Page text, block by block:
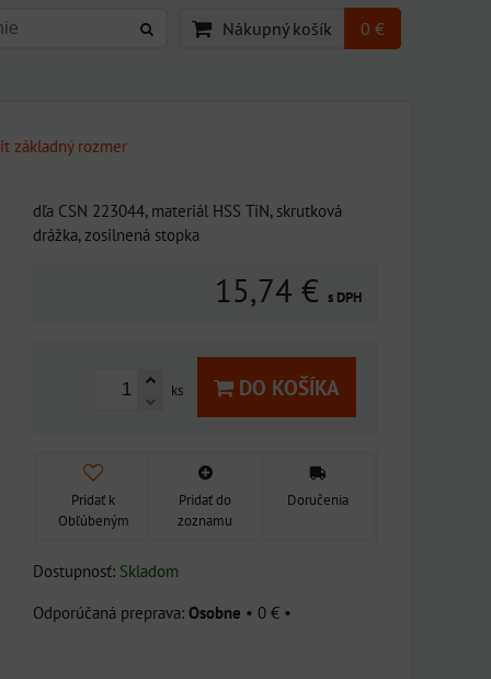
Nákupný košík 0 €
základný rozmer
dľa CSN 223044, materiál HSS TiN, skrutková
drážka, zosilnená stopka
15,74 € s DPH
ks DO KOŠÍKA
Pridať k
Obľúbeným
Pridať do
zoznamu
Doručenia
Dostupnosť: Skladom
Osobne • 0 € •